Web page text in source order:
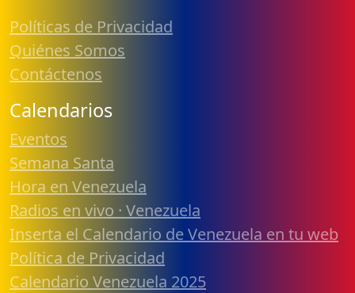
Políticas de Privacidad
Quiénes Somos
Contáctenos
Calendarios
Eventos
Semana Santa
Hora en Venezuela
Radios en vivo · Venezuela
Inserta el Calendario de Venezuela en tu web
Política de Privacidad
Calendario Venezuela 2025